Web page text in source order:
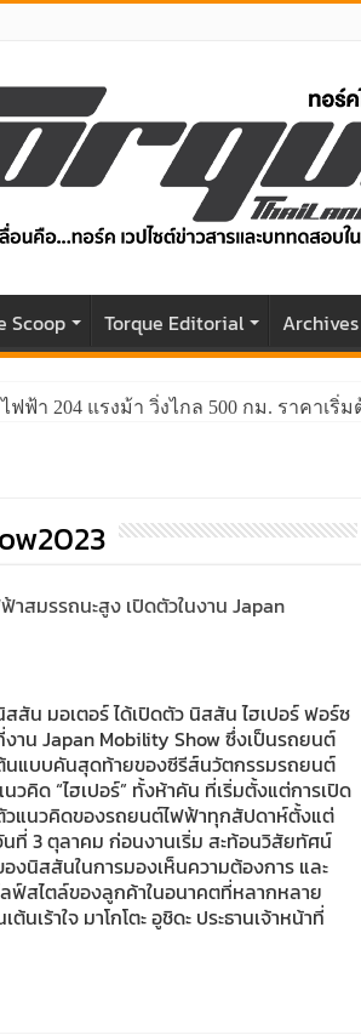
Scoop Torque Editorial Archives
ไฟฟ้า 204 แรงม้า วิ่งไกล 500 กม. ราคาเริ่ม
สมรรถนะสูง เปิดตัวในงาน Japan
สสัน มอเตอร์ ได้เปิดตัว นิสสัน ไฮเปอร์ ฟอร์ซ
งาน Japan Mobility Show ซึ่งเป็นรถยนต์
นแบบคันสุดท้ายของซีรีส์นวัตกรรมรถยนต์
นวคิด “ไฮเปอร์” ทั้งห้าคัน ที่เริ่มตั้งแต่การเปิด
วแนวคิดของรถยนต์ไฟฟ้าทุกสัปดาห์ตั้งแต่
ที่ 3 ตุลาคม ก่อนงานเริ่ม สะท้อนวิสัยทัศน์
งนิสสันในการมองเห็นความต้องการ และ
ฟ์สไตล์ของลูกค้าในอนาคตที่หลากหลาย
เร้าใจ มาโกโตะ อูชิดะ ประธานเจ้าหน้าที่